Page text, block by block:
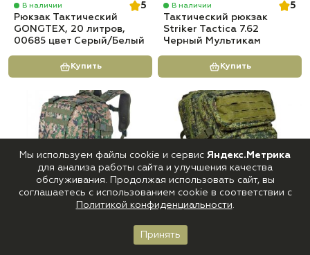
В наличии
5
Рюкзак Тактический
GONGTEX, 20 литров,
00685 цвет Серый/Белый
Купить
В наличии
5
Тактический рюкзак
Striker Tactica 7.62
Черный Мультикам
Купить
0
Рюкзак тактический
Корзина
Мы используем файлы cookie и сервис Яндекс.Метрика
для анализа работы сайта и улучшения качества
обслуживания. Продолжая использовать сайт, вы
соглашаетесь с использованием cookie в соответствии с
Политикой конфиденциальности.
Принять